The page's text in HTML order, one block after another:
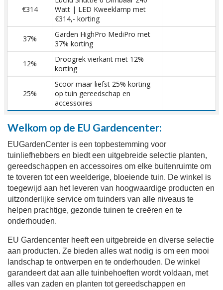
€314
Watt | LED Kweeklamp met
€314,- korting
37%
Garden HighPro MediPro met
37% korting
12%
Droogrek vierkant met 12%
korting
25%
Scoor maar liefst 25% korting
op tuin gereedschap en
accessoires
Welkom op de EU Gardencenter:
EUGardenCenter is een topbestemming voor
tuinliefhebbers en biedt een uitgebreide selectie planten,
gereedschappen en accessoires om elke buitenruimte om
te toveren tot een weelderige, bloeiende tuin. De winkel is
toegewijd aan het leveren van hoogwaardige producten en
uitzonderlijke service om tuinders van alle niveaus te
helpen prachtige, gezonde tuinen te creëren en te
onderhouden.
EU Gardencenter heeft een uitgebreide en diverse selectie
aan producten. Ze bieden alles wat nodig is om een ​​mooi
landschap te ontwerpen en te onderhouden. De winkel
garandeert dat aan alle tuinbehoeften wordt voldaan, met
alles van zaden en planten tot gereedschappen en